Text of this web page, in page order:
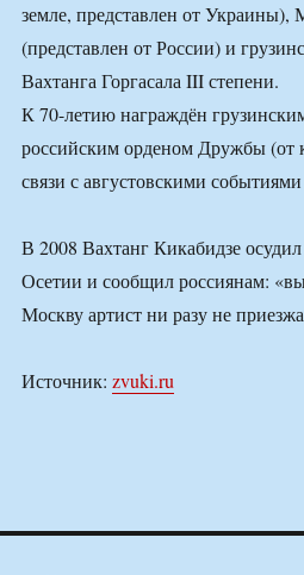
земле, представлен от
(представлен от России) и
Вахтанга Горгасала III степени.
К 70-летию награждён
российским орденом Дружбы (от
связи с августовскими
В 2008 Вахтанг Кикабидзе
Осетии и сообщил россиянам:
Москву артист ни разу не
Источник: zvuki.ru